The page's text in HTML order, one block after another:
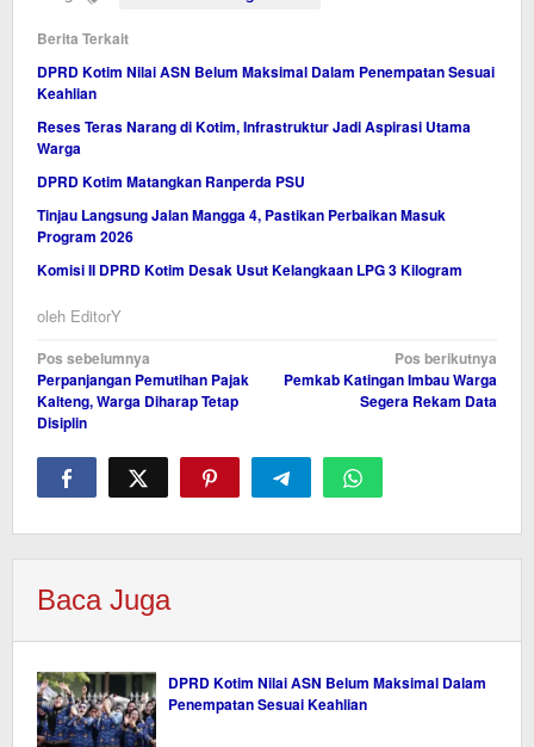
Berita Terkait
DPRD Kotim Nilai ASN Belum Maksimal Dalam Penempatan Sesuai
Keahlian
Reses Teras Narang di Kotim, Infrastruktur Jadi Aspirasi Utama
Warga
DPRD Kotim Matangkan Ranperda PSU
Tinjau Langsung Jalan Mangga 4, Pastikan Perbaikan Masuk
Program 2026
Komisi II DPRD Kotim Desak Usut Kelangkaan LPG 3 Kilogram
oleh EditorY
Navigasi
pos
Pos sebelumnya
Perpanjangan Pemutihan Pajak
Kalteng, Warga Diharap Tetap
Disiplin
Pos berikutnya
Pemkab Katingan Imbau Warga
Segera Rekam Data
Baca Juga
DPRD Kotim Nilai ASN Belum Maksimal Dalam
Penempatan Sesuai Keahlian